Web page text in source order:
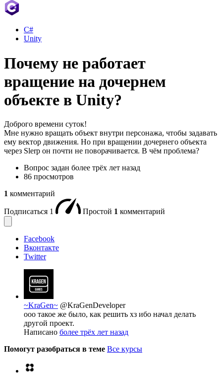
C#
Unity
Почему не работает
вращение на дочернем
объекте в Unity?
Доброго времени суток!
Мне нужно вращать объект внутри персонажа, чтобы задавать
ему вектор движения. Но при вращении дочернего объекта
через Slerp он почти не поворачивается. В чём проблема?
Вопрос задан более трёх лет назад
86 просмотров
1 комментарий
Подписаться 1 Простой 1 комментарий
Facebook
Вконтакте
Twitter
~KraGen~ @KraGenDeveloper
ооо такое же было, как решить хз ибо начал делать
другой проект.
Написано более трёх лет назад
Помогут разобраться в теме Все курсы